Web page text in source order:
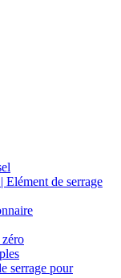
Elément de serrage
zéro
serrage pour